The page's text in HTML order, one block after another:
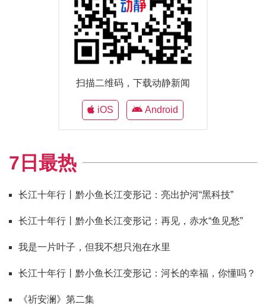
扫描二维码，下载动静新闻
iOS Android
7日最热
长江十年行丨黔小鱼长江变形记：亮出护河“黑科技”
长江十年行丨黔小鱼长江变形记：再见，赤水“鱼见愁”
我是一片叶子，但我不想只泡在水里
长江十年行丨黔小鱼长江变形记：河长的幸福，你懂吗？
《祈安澜》第二集